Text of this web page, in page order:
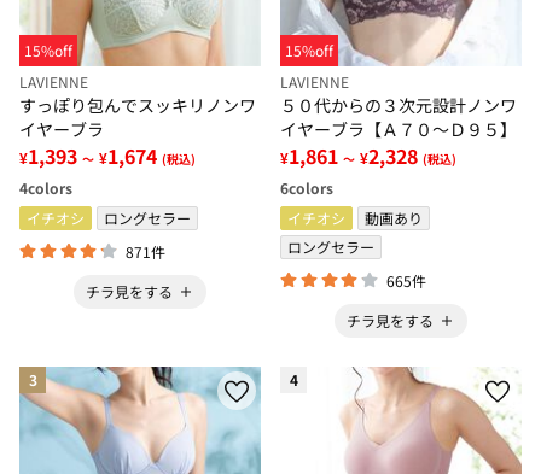
15%off
LAVIENNE
すっぽり包んでスッキリノンワ
イヤーブラ
¥1,393 ～ ¥1,674 (税込)
4colors
イチオシ
ロングセラー
871件
チラ見をする
15%off
LAVIENNE
５０代からの３次元設計ノンワ
イヤーブラ【Ａ７０～Ｄ９５】
¥1,861 ～ ¥2,328 (税込)
6colors
イチオシ
動画あり
ロングセラー
665件
チラ見をする
3 4